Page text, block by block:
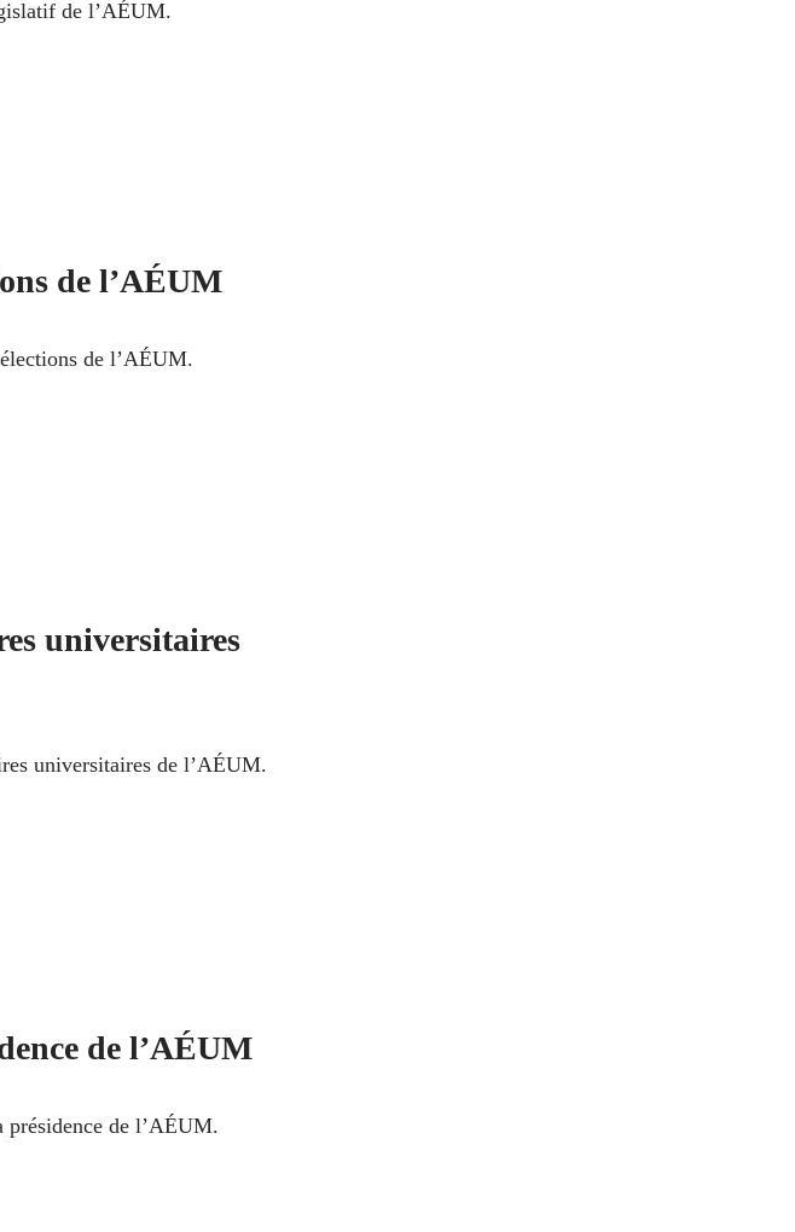
de l’AÉUM.
de l’AÉUM
de l’AÉUM.
universitaires
universitaires de l’AÉUM.
de l’AÉUM
de l’AÉUM.